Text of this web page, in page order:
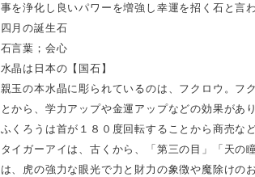
事を浄化し良いパワーを増強し幸運を招く石と言
四月の誕生石
石言葉；会心
水晶は日本の【国石】
親玉の本水晶に彫られているのは、フクロウ。フ
とから、学力アップや金運アップなどの効果があ
ふくろうは首が１８０度回転することから商売な
タイガーアイは、古くから、「第三の目」「天の
は、虎の強力な眼光で力と財力の象徴や魔除けの